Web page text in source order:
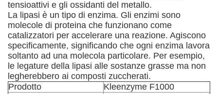
tensioattivi e gli ossidanti del metallo.
La lipasi è un tipo di enzima. Gli enzimi sono
molecole di proteina che funzionano come
catalizzatori per accelerare una reazione. Agiscono
specificamente, significando che ogni enzima lavora
soltanto ad una molecola particolare. Per esempio,
le legature della lipasi alle sostanze grasse ma non
legherebbero ai composti zuccherati.
Prodotto
Kleenzyme F1000